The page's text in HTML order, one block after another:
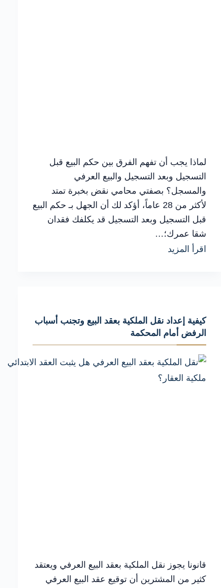
لماذا يجب أن تفهم الفرق بين حكم البيع قبل
التسجيل وبعد التسجيل والبيع العرفي
والمسجل؟ بصفتي محامي نقض بخبرة تمتد
لأكثر من 28 عاماً، أؤكد لك أن الجهل بـ حكم البيع
قبل التسجيل وبعد التسجيل قد يكلفك فقدان
شقا عمرك؛…
اقرأ المزيد
التسجيل
وتجنب
أسباب
الرفض
كيفية إعداد نقل الملكية بعقد البيع وتجنب أسباب
الرفض أمام المحكمة
قانونا يجوز نقل الملكية بعقد البيع العرفي ويعتقد
كثير من المشترين أن توقيع عقد البيع العرفي